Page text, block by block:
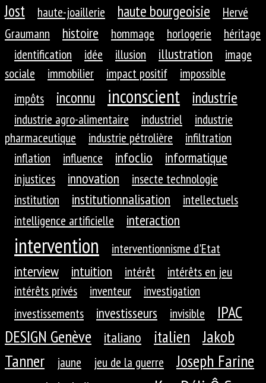
Jost
haute-joaillerie haute bourgeoisie
Hervé
Graumann
histoire hommage horlogerie
héritage
identification
idée illusion illustration
image
sociale
immobilier impact positif
impossible
impôts
inconnu inconscient industrie
industrie agro-alimentaire industriel
industrie
pharmaceutique
industrie pétrolière
infiltration
inflation
influence infoclio informatique
injustices innovation
insecte technologie
institution
institutionnalisation
intellectuels
intelligence artificielle
interaction
intervention interventionnisme d'Etat
interview intuition intérêt
intérêts en jeu
intérêts privés
inventeur
investigation
investissements
investisseurs invisible
IPAC
DESIGN Genève
italiano italien
Jakob
Tanner
jaune jeu de la guerre Joseph Farine